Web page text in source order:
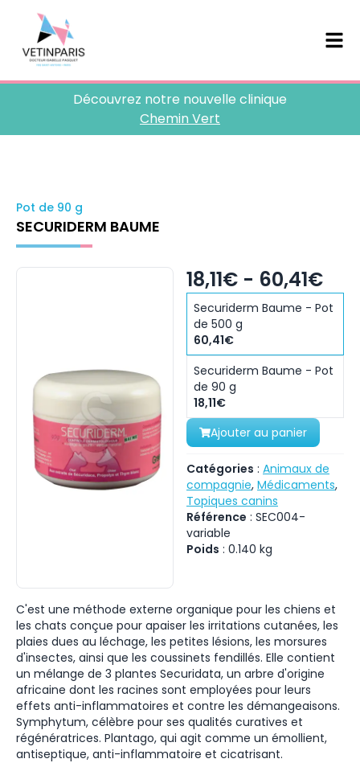
Découvrez notre nouvelle clinique
Chemin Vert
Pot de 90 g
SECURIDERM BAUME
18,11€ - 60,41€
Securiderm Baume - Pot
de 500 g
60,41€
Securiderm Baume - Pot
de 90 g
18,11€
Ajouter au panier
Catégories : Animaux de
compagnie, Médicaments,
Topiques canins
Référence : SEC004-
variable
Poids : 0.140 kg
C'est une méthode externe organique pour les chiens et
les chats conçue pour apaiser les irritations cutanées, les
plaies dues au léchage, les petites lésions, les morsures
d'insectes, ainsi que les coussinets fendillés. Elle contient
un mélange de 3 plantes Securidata, un arbre d'origine
africaine dont les racines sont employées pour leurs
effets anti-inflammatoires et contre les démangeaisons.
Symphytum, célèbre pour ses qualités curatives et
régénératrices. Plantago, qui agit comme un émollient,
antiseptique, anti-inflammatoire et cicatrisant.